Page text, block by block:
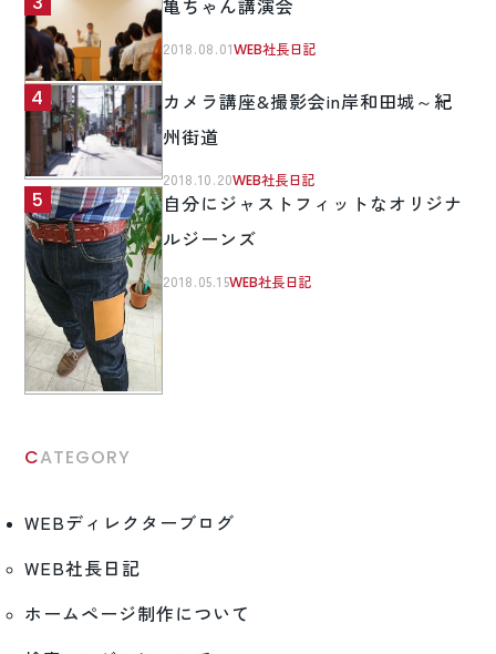
亀ちゃん講演会
2018.08.01WEB社長日記
カメラ講座&撮影会in岸和田城～紀
州街道
2018.10.20WEB社長日記
自分にジャストフィットなオリジナ
ルジーンズ
2018.05.15WEB社長日記
CATEGORY
WEBディレクターブログ
WEB社長日記
ホームページ制作について